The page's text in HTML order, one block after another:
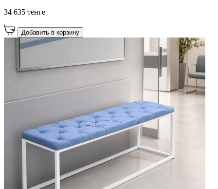
34 635 тенге
Добавить в корзину